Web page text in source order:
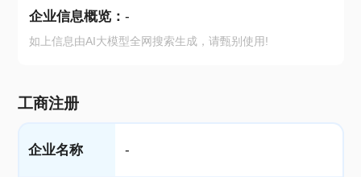
企业信息概览： -
如上信息由AI大模型全网搜索生成，请甄别使用!
工商注册
企业名称 -